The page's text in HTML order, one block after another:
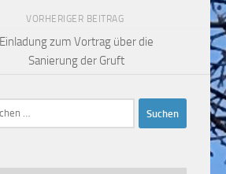
VORHERIGER BEITRAG
Einladung zum Vortrag über die
Sanierung der Gruft